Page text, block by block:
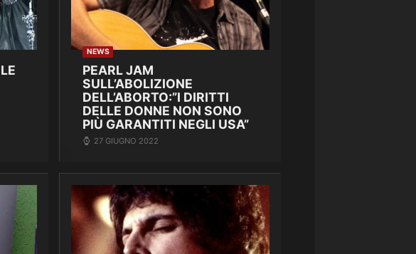
NEWS
PEARL JAM
SULL’ABOLIZIONE
DELL’ABORTO:”I DIRITTI
DELLE DONNE NON SONO
PIÙ GARANTITI NEGLI USA”
27 GIUGNO 2022